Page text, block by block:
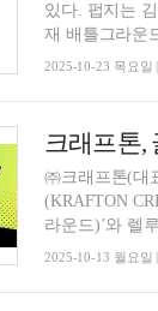
있다. 펍지는
재 배틀그라운
2025-10-23 목요일
크래프톤,
㈜크래프톤(대
(KRAFTON
라운드)’와 렐
2025-10-13 월요일